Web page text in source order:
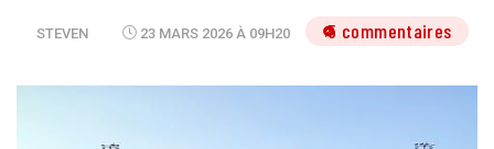
STEVEN 23 MARS 2026 À 09H20 5 commentaires